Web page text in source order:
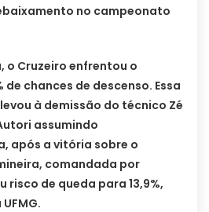
no campeonato
o Cruzeiro enfrentou o
chances de descenso. Essa
à demissão do técnico Zé
assumindo
após a vitória sobre o
comandada por
risco de queda para 13,9%,